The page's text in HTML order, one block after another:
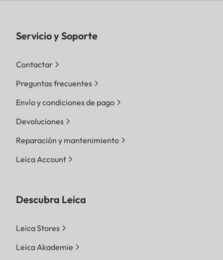
Servicio y Soporte
Contactar
Preguntas frecuentes
Envío y condiciones de pago
Devoluciones
Reparación y mantenimiento
Leica Account
Descubra Leica
Leica Stores
Leica Akademie